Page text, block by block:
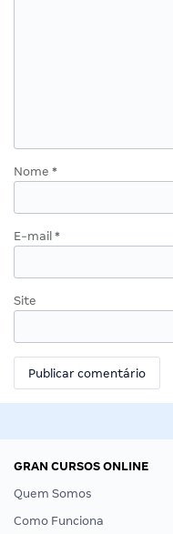
Nome *
E-mail *
Site
GRAN CURSOS ONLINE
Quem Somos
Como Funciona